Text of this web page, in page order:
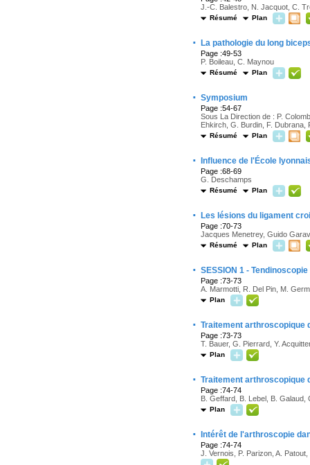
J.-C. Balestro, N. Jacquot, C.
Résumé Plan
· La pathologie du long
Page :49-53
P. Boileau, C. Maynou
Résumé Plan
· Symposium
Page :54-67
Sous La Direction de : P.
Ehkirch, G. Burdin, F. Dubrana,
Résumé Plan
· Influence de l'École
Page :68-69
G. Deschamps
Résumé Plan
· Les lésions du ligament
Page :70-73
Jacques Menetrey, Guido
Résumé Plan
· SESSION 1 -
Page :73-73
A. Marmotti, R. Del Pin, M.
Plan
· Traitement arthroscopique
Page :73-73
T. Bauer, G. Pierrard, Y.
Plan
· Traitement arthroscopique
Page :74-74
B. Geffard, B. Lebel, B.
Plan
· Intérêt de l'arthroscopie
Page :74-74
J. Vernois, P. Parizon, A.